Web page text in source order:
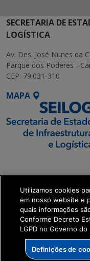
SECRETARIA DE
LOGÍSTICA
Av. Des. José Nunes da
Parque dos Poderes -
CEP: 79.031-310
MAPA
Executiva de
Transformação
get_footer();
Utilizamos cookies
em nosso website e
quais informações
Conforme Decreto
LGPD no Governo
Definições de